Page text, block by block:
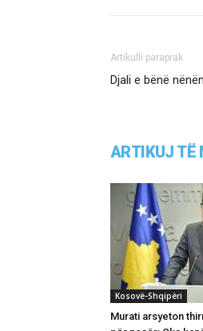
Artikulli paraprak
Djali e bënë
ARTIKUJ TË
Kosovë-Shqipëri
Murati arsyeton